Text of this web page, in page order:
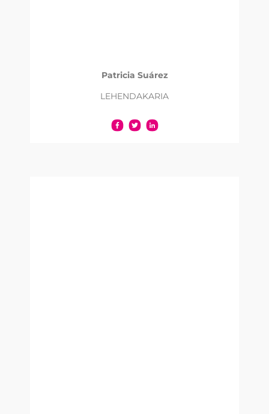
Patricia Suárez
LEHENDAKARIA